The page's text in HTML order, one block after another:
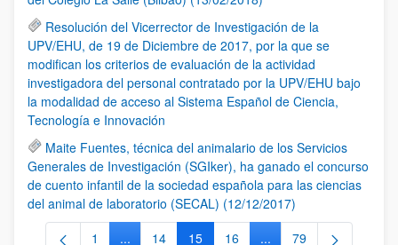
Resolución del Vicerrector de Investigación de la
UPV/EHU, de 19 de Diciembre de 2017, por la que se
modifican los criterios de evaluación de la actividad
investigadora del personal contratado por la UPV/EHU bajo
la modalidad de acceso al Sistema Español de Ciencia,
Tecnología e Innovación
Maite Fuentes, técnica del animalario de los Servicios
Generales de Investigación (SGIker), ha ganado el concurso
de cuento infantil de la sociedad española para las ciencias
del animal de laboratorio (SECAL) (12/12/2017)
1 ... 14 15 16 ... 79